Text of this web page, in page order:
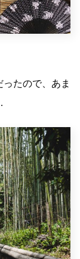
たので、あま